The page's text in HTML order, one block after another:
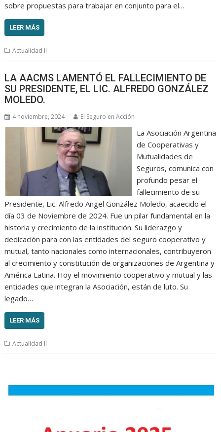
sobre propuestas para trabajar en conjunto para el…
LEER MÁS
Actualidad II
LA AACMS LAMENTÓ EL FALLECIMIENTO DE
SU PRESIDENTE, EL LIC. ALFREDO GONZÁLEZ
MOLEDO.
4 noviembre, 2024 El Seguro en Acción
La Asociación Argentina
de Cooperativas y
Mutualidades de
Seguros, comunica con
profundo pesar el
fallecimiento de su
Presidente, Lic. Alfredo Angel González Moledo, acaecido el
día 03 de Noviembre de 2024. Fue un pilar fundamental en la
historia y crecimiento de la institución. Su liderazgo y
dedicación para con las entidades del seguro cooperativo y
mutual, tanto nacionales como internacionales, contribuyeron
al crecimiento y constitución de organizaciones de Argentina y
América Latina. Hoy el movimiento cooperativo y mutual y las
entidades que integran la Asociación, están de luto. Su
legado…
LEER MÁS
Actualidad II